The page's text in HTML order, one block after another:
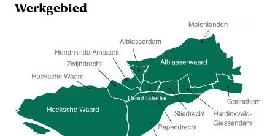
Werkgebied